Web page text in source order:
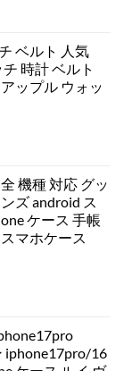
ベルト 人気
時計 ベルト
ップル ウォッ
機種 対応 グッ
ズ android ス
ケース 手帳
マホケース
iphone17pro/16